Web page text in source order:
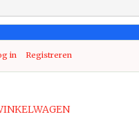
in Registreren